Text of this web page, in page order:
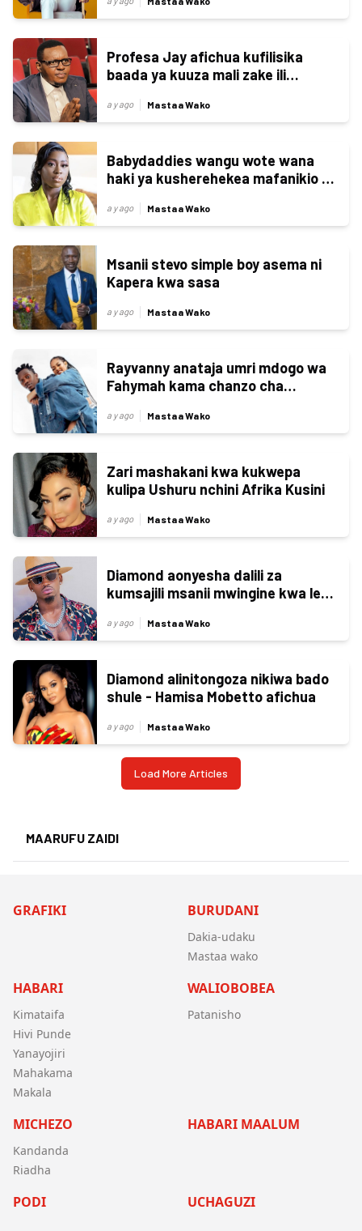
Profesa Jay afichua kufilisika
baada ya kuuza mali zake ili
a y ago Mastaa Wako
Babydaddies wangu wote wana
haki ya kusherehekea mafanikio ya
a y ago Mastaa Wako
Msanii stevo simple boy asema ni
Kapera kwa sasa
a y ago Mastaa Wako
Rayvanny anataja umri mdogo wa
Fahymah kama chanzo cha
a y ago Mastaa Wako
Zari mashakani kwa kukwepa
kulipa Ushuru nchini Afrika Kusini
a y ago Mastaa Wako
Diamond aonyesha dalili za
kumsajili msanii mwingine kwa lebo
kuondoka
a y ago Mastaa Wako
Diamond alinitongoza nikiwa bado
shule - Hamisa Mobetto afichua
a y ago Mastaa Wako
Load More Articles
MAARUFU ZAIDI
GRAFIKI BURUDANI
Dakia-udaku
Mastaa wako
HABARI
Kimataifa
Hivi Punde
Yanayojiri
Mahakama
Makala
WALIOBOBEA
Patanisho
MICHEZO
Kandanda
Riadha
HABARI MAALUM
PODI UCHAGUZI